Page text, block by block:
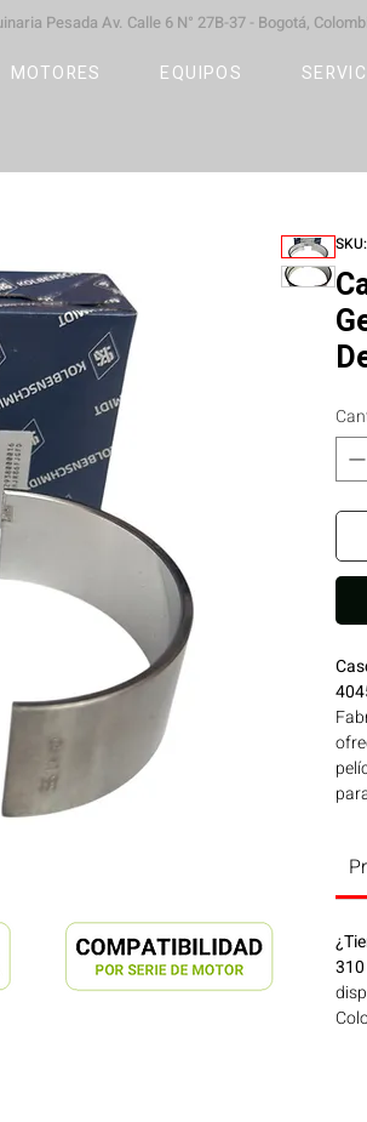
Pesada Av. Calle 6 N° 27B-37 - Bogotá,
MOTORES EQUIPOS